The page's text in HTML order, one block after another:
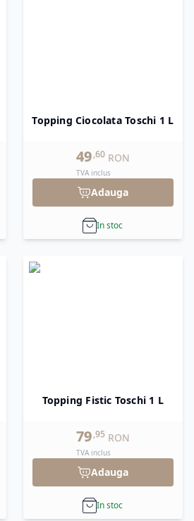
Topping Ciocolata Toschi 1 L
49,60 RON
TVA inclus
Adauga
In stoc
Topping Fistic Toschi 1 L
79,95 RON
TVA inclus
Adauga
In stoc